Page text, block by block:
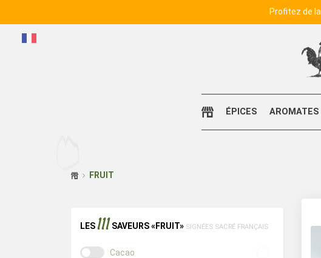
Profitez de la
ÉPICES AROMATES
FRUIT
LES111 SAVEURS «FRUIT» SIGNÉES SACRÉ FRANÇAIS
Cacao